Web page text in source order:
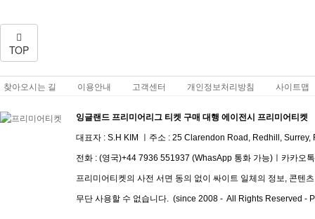
TOP
찾아오시는 길 이용안내 고객센터 개인정보처리방침 사이트맵
잉글랜드 프리미어리그 티켓 구매 대행 에이전시 프리미어티켓
대표자 : S.H KIM ㅣ주소 : 25 Clarendon Road, Redhill, Surrey,
전화 : (영국)+44 7936 551937 (WhasApp 통화 가능) 카카오
프리미어티켓의 사전 서면 동의 없이 싸이트 일체의 정보, 콘텐
무단 사용할 수 없습니다. (since 2008 - All Rights Reserved -